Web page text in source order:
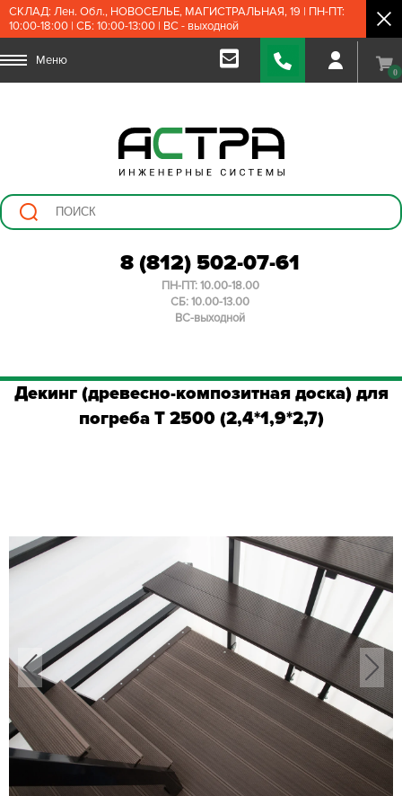
СКЛАД: Лен. Обл., НОВОСЕЛЬЕ, МАГИСТРАЛЬНАЯ, 19 | ПН-ПТ:
10:00-18:00 | СБ: 10:00-13:00 | ВС - выходной
Меню
0
8 (812) 502-07-61
ПН-ПТ: 10.00-18.00
СБ: 10.00-13.00
ВС-выходной
Декинг (древесно-композитная доска) для
погреба T 2500 (2,4*1,9*2,7)